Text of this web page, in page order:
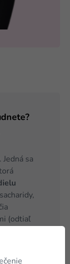
. Jedná sa
(odtiaľ
preto